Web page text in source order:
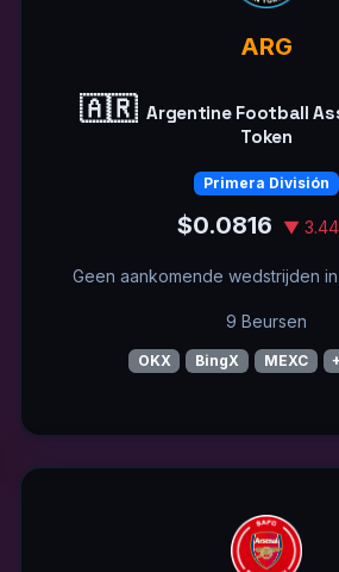
ARG
🇦🇷 Argentine Football
Token
Primera División
$0.0816 ▼
Geen aankomende wedstrijden
9 Beursen
OKX BingX MEXC